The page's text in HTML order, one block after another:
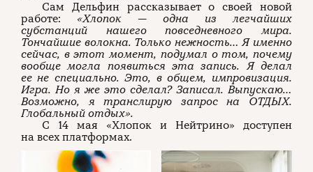
Сам Дельфин рассказывает о своей новой
работе: «Хлопок — одна из легчайших
субстанций нашего повседневного мира.
Тончайшие волокна. Только нежность… Я именно
сейчас, в этот момент, подумал о том, почему
вообще могла появиться эта запись. Я делал
ее не специально. Это, в общем, импровизация.
Игра. Но я же это сделал? Записал. Выпускаю…
Возможно, я транслирую запрос на ОТДЫХ.
Глобальный отдых».
С 14 мая «Хлопок и Нейтрино» доступен
на всех платформах.